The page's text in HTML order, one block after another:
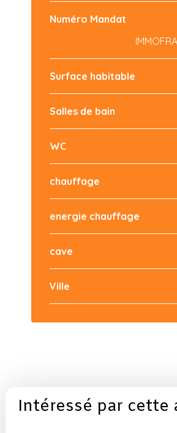
Numéro Mandat
Surface habitable
Salles de bain
WC
chauffage
energie chauffage
cave
Ville
Intéressé par cette